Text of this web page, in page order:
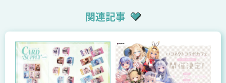
関連記事